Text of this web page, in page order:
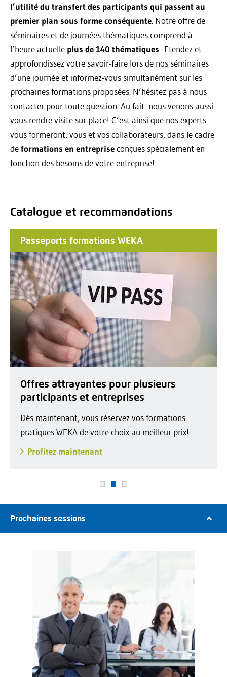
l’utilité du transfert des participants qui passent au
premier plan sous forme conséquente . Notre offre de
séminaires et de journées thématiques comprend à
l’heure actuelle plus de 140 thématiques . Etendez et
approfondissez votre savoir-faire lors de nos séminaires
d’une journée et informez-vous simultanément sur les
prochaines formations proposées. N’hésitez pas à nous
contacter pour toute question. Au fait: nous venons aussi
vous rendre visite sur place! C’est ainsi que nos experts
vous formeront, vous et vos collaborateurs, dans le cadre
deformations en entrepriseconçues spécialement en
fonction des besoins de votre entreprise!
Catalogue et recommandations
Passeports formations WEKA
Offres attrayantes pour plusieurs
participants et entreprises
Dès maintenant, vous réservez vos formations
pratiques WEKA de votre choix au meilleur prix!
Profitez maintenant
Prochaines sessions